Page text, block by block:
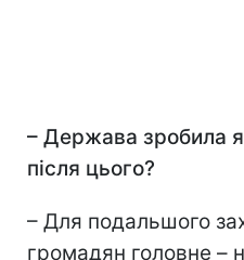
– Держава зробила
після цього?
– Для подальшого
громадян головне –